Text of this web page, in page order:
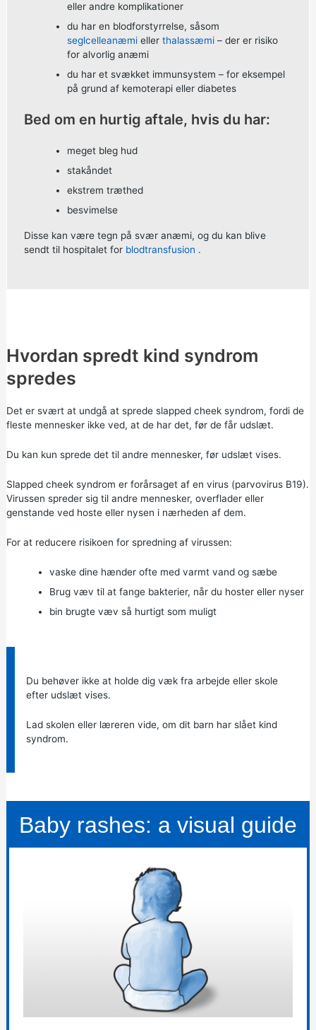
eller andre komplikationer
du har en blodforstyrrelse, såsom
seglcelleanæmieller thalassæmi– der er risiko
for alvorlig anæmi
du har et svækket immunsystem – for eksempel
på grund af kemoterapi eller diabetes
Bed om en hurtig aftale, hvis du har:
meget bleg hud
stakåndet
ekstrem træthed
besvimelse
Disse kan være tegn på svær anæmi, og du kan blive
sendt til hospitalet for blodtransfusion .
Hvordan spredt kind syndrom
spredes
Det er svært at undgå at sprede slapped cheek syndrom, fordi de
fleste mennesker ikke ved, at de har det, før de får udslæt.
Du kan kun sprede det til andre mennesker, før udslæt vises.
Slapped cheek syndrom er forårsaget af en virus (parvovirus B19).
Virussen spreder sig til andre mennesker, overflader eller
genstande ved hoste eller nysen i nærheden af dem.
For at reducere risikoen for spredning af virussen:
vaske dine hænder ofte med varmt vand og sæbe
Brug væv til at fange bakterier, når du hoster eller nyser
bin brugte væv så hurtigt som muligt
Du behøver ikke at holde dig væk fra arbejde eller skole
efter udslæt vises.
Lad skolen eller læreren vide, om dit barn har slået kind
syndrom.
Baby rashes: a visual guide